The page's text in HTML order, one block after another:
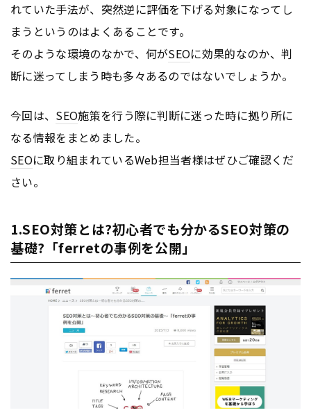
れていた手法が、突然逆に評価を下げる対象になってし
まうというのはよくあることです。
そのような環境のなかで、何がSEOに効果的なのか、判
断に迷ってしまう時も多々あるのではないでしょうか。
今回は、 SEO施策を行う際に判断に迷った時に拠り所に
なる情報をまとめました。
SEOに取り組まれているWeb担当者様はぜひご確認くだ
さい。
1.SEO対策とは?初心者でも分かるSEO対策の
基礎?「ferretの事例を公開」